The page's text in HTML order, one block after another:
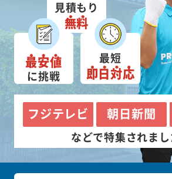
見積もり
無料
最安値
に挑戦
最短
即日対応
フジテレビ 朝日新聞
などで特集されまし